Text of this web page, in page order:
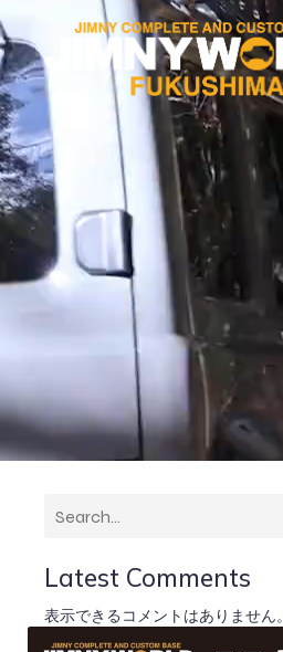
Latest Comments
表示できるコメントはありません。